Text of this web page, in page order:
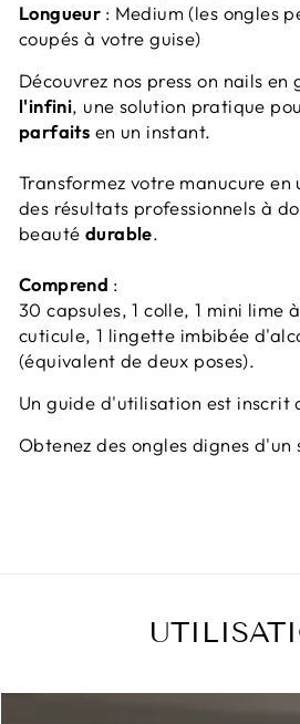
Longueur : Medium (les ongles
coupés à votre guise)
Découvrez nos press on nails en
l'infini, une solution pratique
parfaits en un instant.
Transformez votre manucure en
des résultats professionnels à
beauté durable.
Comprend :
30 capsules, 1 colle, 1 mini lime
cuticule, 1 lingette imbibée
(équivalent de deux poses).
Un guide d'utilisation est inscrit
Obtenez des ongles dignes d'un